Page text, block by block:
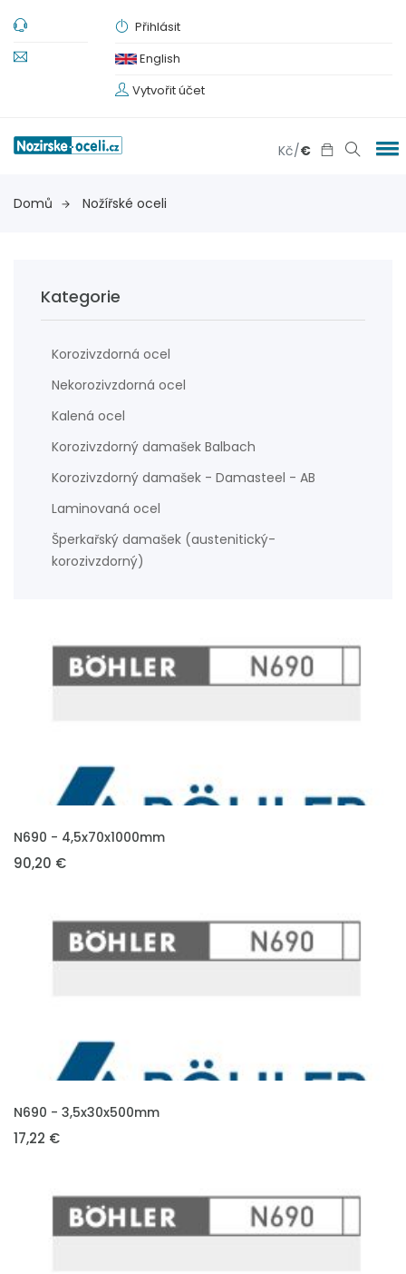
Přihlásit
English
Vytvořit účet
Kč/€
Domů Nožířské oceli
Kategorie
Korozivzdorná ocel
Nekorozivzdorná ocel
Kalená ocel
Korozivzdorný damašek Balbach
Korozivzdorný damašek - Damasteel - AB
Laminovaná ocel
Šperkařský damašek (austenitický-
korozivzdorný)
VLOŽIT DO KOŠÍKU
N690 - 4,5x70x1000mm
90,20 €
VLOŽIT DO KOŠÍKU
N690 - 3,5x30x500mm
17,22 €